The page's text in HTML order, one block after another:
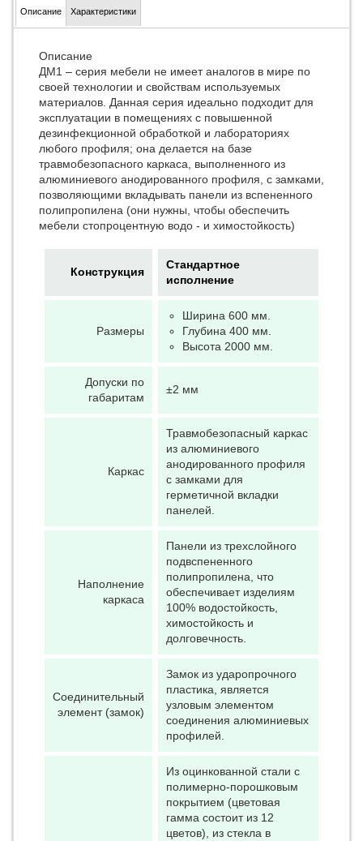
Описание Характеристики
Описание
ДМ1 – серия мебели не имеет аналогов в мире по
своей технологии и свойствам используемых
материалов. Данная серия идеально подходит для
эксплуатации в помещениях с повышенной
дезинфекционной обработкой и лабораториях
любого профиля; она делается на базе
травмобезопасного каркаса, выполненного из
алюминиевого анодированного профиля, с замками,
позволяющими вкладывать панели из вспененного
полипропилена (они нужны, чтобы обеспечить
мебели стопроцентную водо - и химостойкость)
Конструкция
Стандартное
исполнение
Размеры
Ширина 600 мм.
Глубина 400 мм.
Высота 2000 мм.
Допуски по
габаритам
±2 мм
Каркас
Травмобезопасный каркас
из алюминиевого
анодированного профиля
с замками для
герметичной вкладки
панелей.
Наполнение
каркаса
Панели из трехслойного
подвспененного
полипропилена, что
обеспечивает изделиям
100% водостойкость,
химостойкость и
долговечность.
Соединительный
элемент (замок)
Замок из ударопрочного
пластика, является
узловым элементом
соединения алюминиевых
профилей.
Из оцинкованной стали с
полимерно-порошковым
покрытием (цветовая
гамма состоит из 12
цветов), из стекла в